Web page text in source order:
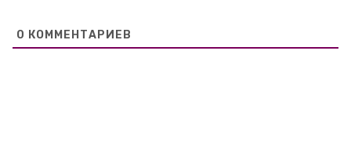
0 КОММЕНТАРИЕВ